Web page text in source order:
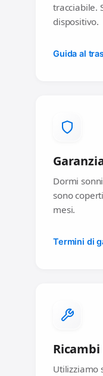
tracciabile.
dispositivo.
Guida al
Dormi
sono
mesi.
Termini di
Utilizziamo